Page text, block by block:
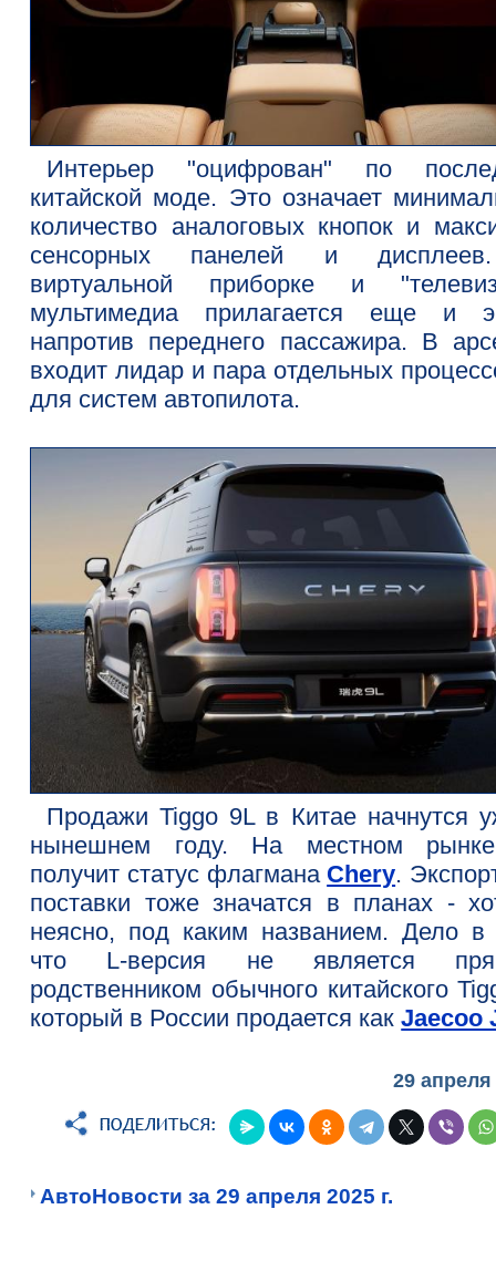
Интерьер "оцифрован" по
китайской моде. Это означает
количество аналоговых кнопок и
сенсорных панелей и
виртуальной приборке и
мультимедиа прилагается еще и
напротив переднего пассажира. В
входит лидар и пара отдельных
для систем автопилота.
Продажи Tiggo 9L в Китае начнутся
нынешнем году. На местном
получит статус флагмана Chery.
поставки тоже значатся в планах -
неясно, под каким названием. Дело в
что L-версия не является
родственником обычного китайского
который в России продается какJaecoo
29 апреля
АвтоНовости за 29 апреля 2025 г.